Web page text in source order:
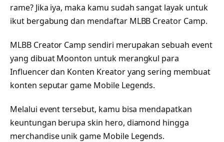
rame? Jika iya, maka kamu sudah sangat layak untuk
ikut bergabung dan mendaftar MLBB Creator Camp.
MLBB Creator Camp sendiri merupakan sebuah event
yang dibuat Moonton untuk merangkul para
Influencer dan Konten Kreator yang sering membuat
konten seputar game Mobile Legends.
Melalui event tersebut, kamu bisa mendapatkan
keuntungan berupa skin hero, diamond hingga
merchandise unik game Mobile Legends.